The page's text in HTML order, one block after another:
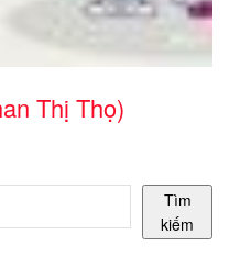
Thị Thọ)
Tìm
kiếm